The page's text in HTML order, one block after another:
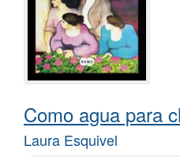
Como agua para
Laura Esquivel